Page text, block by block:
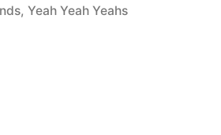
,Yeah Yeah Yeahs